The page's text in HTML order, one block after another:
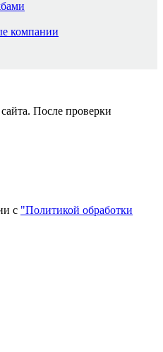
компании
После проверки
с "Политикой обработки